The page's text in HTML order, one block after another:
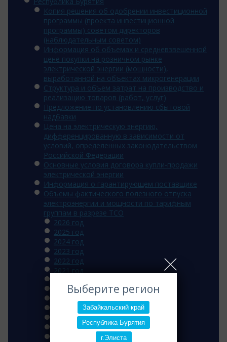
Выберите регион
Забайкальский край
Республика Бурятия
г.Элиста
Копия решения об одобрении инвестиционной
программы (проекта инвестиционной
программы) советом директоров
(наблюдательным советом)
Информация об объемах и средневзвешенной
цене покупки на розничном рынке
электрической энергии (мощности),
выработанной на объектах микрогенерации
Структура и объем затрат на производство и
реализацию товаров (работ, услуг)
Предложение по установлению сбытовой
надбавки
Цена на электрическую энергию,
дифференцированную в зависимости от
условий, определенных законодательством
Российской Федерации
Основные условия договора купли-продажи
электрической энергии
Информация о гарантирующем поставщике
Объемы фактического полезного отпуска
электроэнергии и мощности по тарифным
группам в разрезе ТСО
2026 год
2025 год
2024 год
2023 год
2022 год
2021 год
2019 год
2018 год
2017 год
2016 год
2015 год